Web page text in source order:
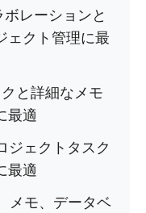
レーションと
ェクト管理に最
と詳細なメモ
最適
ジェクトタスク
最適
メモ、データベ